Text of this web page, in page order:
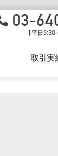
【平日9:30
取引実